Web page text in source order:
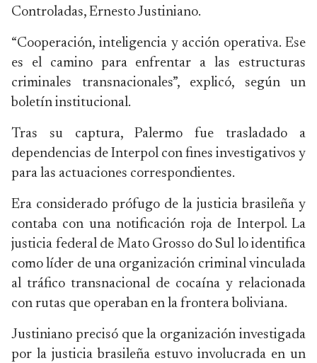
Controladas, Ernesto Justiniano.
“Cooperación, inteligencia y acción operativa. Ese
es el camino para enfrentar a las estructuras
criminales transnacionales”, explicó, según un
boletín institucional.
Tras su captura, Palermo fue trasladado a
dependencias de Interpol con fines investigativos y
para las actuaciones correspondientes.
Era considerado prófugo de la justicia brasileña y
contaba con una notificación roja de Interpol. La
justicia federal de Mato Grosso do Sul lo identifica
como líder de una organización criminal vinculada
al tráfico transnacional de cocaína y relacionada
con rutas que operaban en la frontera boliviana.
Justiniano precisó que la organización investigada
por la justicia brasileña estuvo involucrada en un